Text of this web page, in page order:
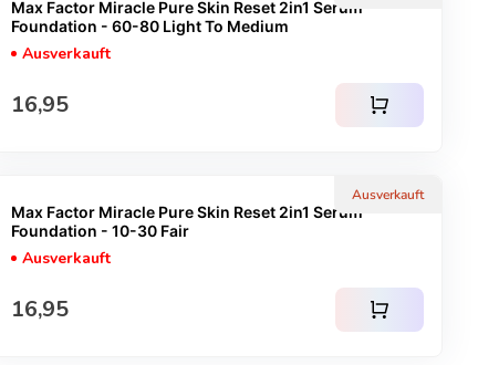
Max Factor Miracle Pure Skin Reset 2in1 Serum
Foundation - 60-80 Light To Medium
Ausverkauft
Regulärer Preis
16,95 shopping_cart
Ausverkauft
Max Factor Miracle Pure Skin Reset 2in1 Serum
Foundation - 10-30 Fair
Ausverkauft
Regulärer Preis
16,95 shopping_cart